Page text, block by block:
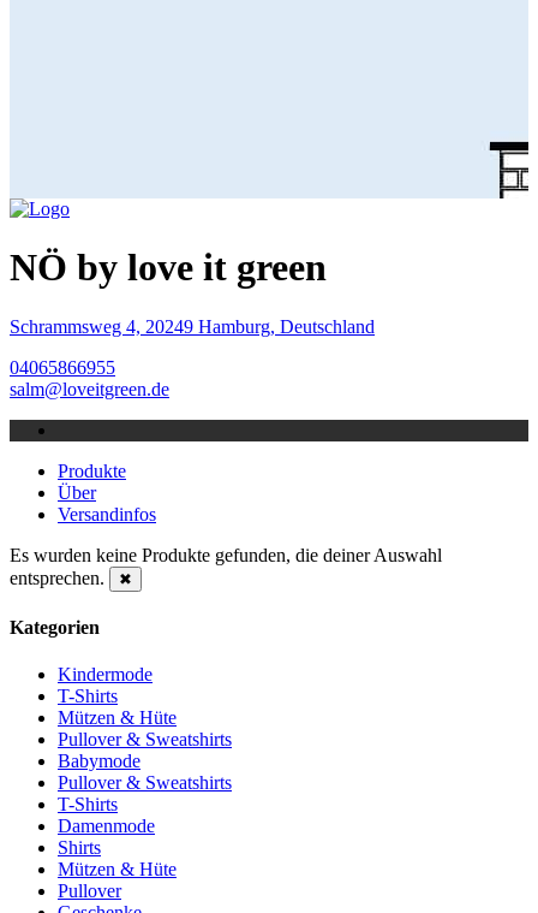
NÖ by love it green
Schrammsweg 4, 20249 Hamburg, Deutschland
04065866955
salm@loveitgreen.de
Produkte
Über
Versandinfos
Es wurden keine Produkte gefunden, die deiner Auswahl
entsprechen.
✖
Kategorien
Kindermode
T-Shirts
Mützen & Hüte
Pullover & Sweatshirts
Babymode
Pullover & Sweatshirts
T-Shirts
Damenmode
Shirts
Mützen & Hüte
Pullover